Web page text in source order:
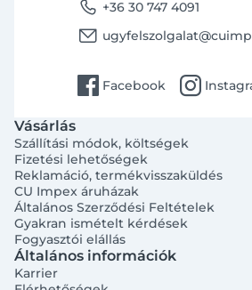
phone +36 30 747 4091
email
facebook Facebook instagram
Vásárlás
Szállítási módok, költségek
Fizetési lehetőségek
Reklamáció, termékvisszaküldés
CU Impex áruházak
Általános Szerződési Feltételek
Gyakran ismételt kérdések
Fogyasztói elállás
Általános információk
Karrier